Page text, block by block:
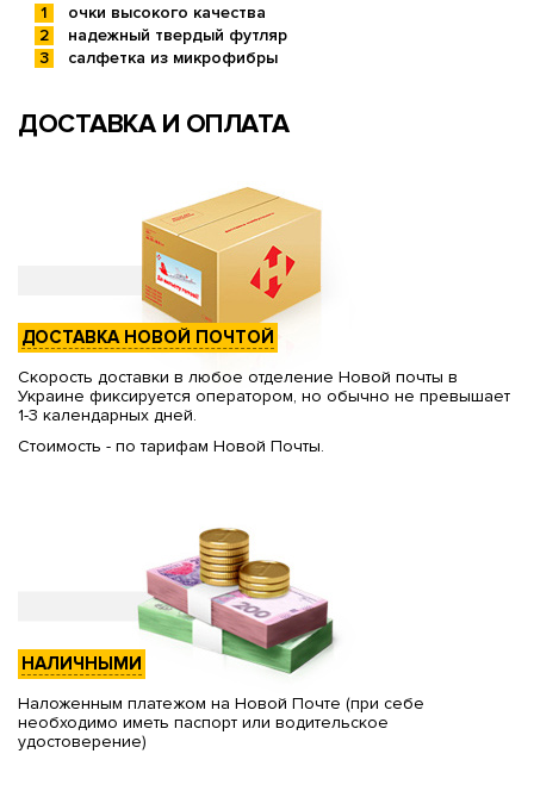
очки высокого качества
надежный твердый футляр
салфетка из микрофибры
ДОСТАВКА И ОПЛАТА
ДОСТАВКА НОВОЙ ПОЧТОЙ
Скорость доставки в любое отделение Новой почты в
Украине фиксируется оператором, но обычно не превышает
1-3 календарных дней.
Стоимость - по тарифам Новой Почты.
НАЛИЧНЫМИ
Наложенным платежом на Новой Почте (при себе
необходимо иметь паспорт или водительское
удостоверение)